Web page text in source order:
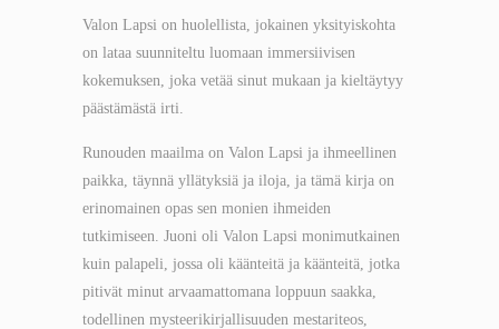
Valon Lapsi on huolellista, jokainen yksityiskohta
on lataa suunniteltu luomaan immersiivisen
kokemuksen, joka vetää sinut mukaan ja kieltäytyy
päästämästä irti.
Runouden maailma on Valon Lapsi ja ihmeellinen
paikka, täynnä yllätyksiä ja iloja, ja tämä kirja on
erinomainen opas sen monien ihmeiden
tutkimiseen. Juoni oli Valon Lapsi monimutkainen
kuin palapeli, jossa oli käänteitä ja käänteitä, jotka
pitivät minut arvaamattomana loppuun saakka,
todellinen mysteerikirjallisuuden mestariteos,